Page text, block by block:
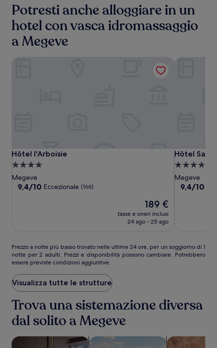
Potresti anche alloggiare in un
hotel con vasca idromassaggio
a Megeve
Hôtel
l'Arboisie
Hôtel
l'Arboisie
Hôtel l'Arboisie
Hôtel l'Arboisie
Struttura
a
4.0
Megeve
9.4
9,4/10 Eccezionale (166)
Il
prezzo
attuale
189 €
tasse e oneri inclusi
24 ago - 25 ago
Hôtel l'Arboisie
Hôtel
Saint-
Georges
Relais
Hôtel
Hôtel
Struttura
a
5.0
Megeve
9.4
9,4/10
Hôtel
Prezzo
a
notte
più
basso
trovato
nelle
ultime
24
ore,
un
Prezzo a notte più basso trovato nelle ultime 24 ore, per un soggiorno di 1
notte per 2 adulti. Prezzi e disponibilità possono cambiare. Potrebbero
essere previste condizioni aggiuntive.
Visualizza tutte le strutture
Trova una sistemazione diversa
dal solito a Megeve
cerca strutture che ammettono animali
cerca strutture con piscina
cerca